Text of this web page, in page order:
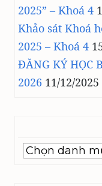
2025” – Khoá 4
Khảo sát Khoá
2025 – Khoá 4
ĐĂNG KÝ HỌC
2026 11/12/2025
Mục
lục